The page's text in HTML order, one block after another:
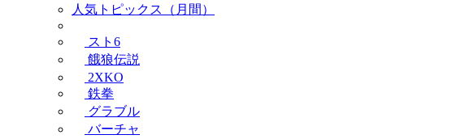
人気トピックス（月間）
スト6
餓狼伝説
2XKO
鉄拳
グラブル
バーチャ